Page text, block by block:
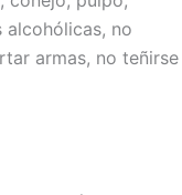
alcohólicas, no
armas, no teñirse